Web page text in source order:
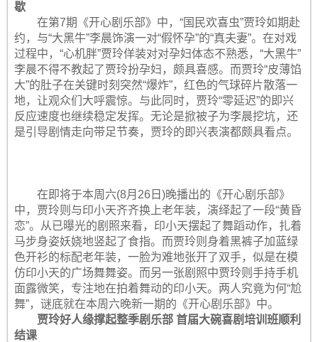
歇
在第7期《开心剧乐部》中，“国民欢喜虫”贾玲如期赴
约，与“大黑牛”李晨饰演一对“假怀孕”的“真夫妻”。在对戏
过程中，“心机胖”贾玲佯装对对孕妇体态不熟悉，“大黑牛”
李晨不得不教起了贾玲扮孕妇，颇具喜感。而贾玲“皮薄馅
大”的肚子在关键时刻突然“爆炸”，红色的气球碎片散落一
地，让观众们大呼震惊。与此同时，贾玲“零延迟”的即兴
反应速度也继续稳定发挥。无论是掀被子为李晨挖坑，还
是引导剧情走向带足节奏，贾玲的即兴表演都颇具看点。
在即将于本周六(8月26日)晚播出的《开心剧乐部》
中，贾玲则与印小天齐齐换上老年装，演绎起了一段“黄昏
恋”。从已曝光的剧照来看，印小天摆起了舞蹈动作，扎着
马步身姿妖娆地竖起了食指。而贾玲则身着黑裤子加蓝绿
色开衫的标配老年装，一脸为难地张开了双手，似是在模
仿印小天的广场舞舞姿。而另一张剧照中贾玲则手持手机
面露微笑，专注地在拍着舞动的印小天。两人究竟为何“尬
舞”，谜底就在本周六晚新一期的《开心剧乐部》中。
贾玲好人缘撑起整季剧乐部 首届大碗喜剧培训班顺利
结课